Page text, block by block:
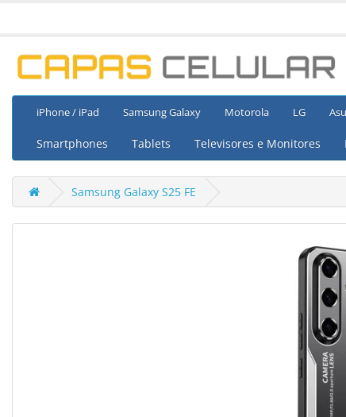
iPhone / iPad Samsung Galaxy Motorola LG
Smartphones Tablets Televisores e Monitores
Samsung Galaxy S25 FE